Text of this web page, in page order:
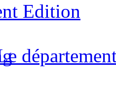
Edition